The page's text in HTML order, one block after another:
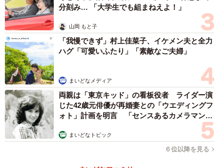
3/5
笑顔で迎え入れてくれるクルー／わくいさん（@jamiiiiro0104）
分刻み… 「大学生でも組まねえよ！」
山岡 もと子
「我慢できず」村上佳菜子、イケメン夫と全力
ハグ「可愛いふたり」「素敵なご夫婦」
まいどなメディア
両親は「東京キッド」の看板役者 ライダー演
じた42歳元俳優が再婚妻との「ウエディングフ
ォト」計画を明言 「センスあるカメラマン求
まいどなトピック
６位以降を見る